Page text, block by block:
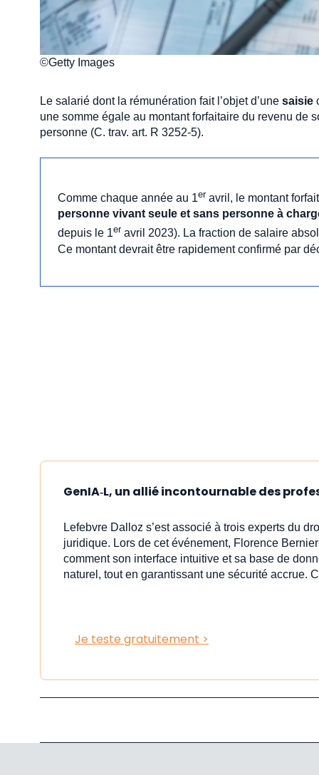
©Getty Images
Le salarié dont la rémunération fait l’objet d’une saisie
une somme égale au montant forfaitaire du revenu de
personne (C. trav. art. R 3252-5).
Comme chaque année au 1er avril, le montant
personne vivant seule et sans personne à
depuis le 1er avril 2023). La fraction de salaire
Ce montant devrait être rapidement confirmé par
GenIA‑L, un allié incontournable des
Lefebvre Dalloz s’est associé à trois experts du
juridique. Lors de cet événement, Florence
comment son interface intuitive et sa base de
naturel, tout en garantissant une sécurité accrue.
Je teste gratuitement >